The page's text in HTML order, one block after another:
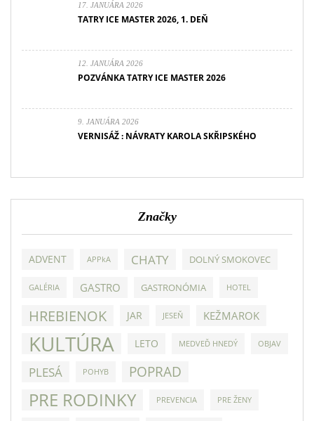
17. JANUÁRA 2026
TATRY ICE MASTER 2026, 1. DEŇ
12. JANUÁRA 2026
POZVÁNKA TATRY ICE MASTER 2026
9. JANUÁRA 2026
VERNISÁŽ : NÁVRATY KAROLA SKŘIPSKÉHO
Značky
ADVENT APPkA CHATY DOLNÝ SMOKOVEC
GALÉRIA GASTRO GASTRONÓMIA HOTEL
HREBIENOK JAR JESEŇ KEŽMAROK
KULTÚRA LETO MEDVEĎ HNEDÝ OBJAV
PLESÁ POHYB POPRAD
PRE RODINKY PREVENCIA PRE ŽENY